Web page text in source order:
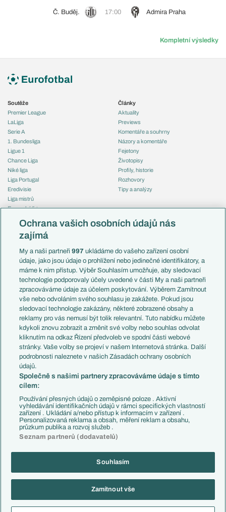
Č. Buděj. 17:00 Admira Praha
Kompletní výsledky
Soutěže
Premier League
LaLiga
Serie A
1. Bundesliga
Ligue 1
Chance Liga
Niké liga
Liga Portugal
Eredivisie
Liga mistrů
Evropská liga
Mistrovství světa
Liga národů
Témata
Představení týmů MS
EuroSkauting
PL v kostce
Evropské koeficienty
Přestupy
Přestupové spekulace
Zranění
Kluby
Arsenal FC
Chelsea FC
Manchester United
AC Milán
Juventus FC
Bayern Mnichov
FC Barcelona
Real Madrid
Články
Aktuality
Previews
Komentáře a souhrny
Názory a komentáře
Fejetony
Životopisy
Profily, historie
Rozhovory
Tipy a analýzy
Česko
Francie
Itálie
Německo
Španělsko
Argentina
Brazílie
Přestupy
Zápasy
Livescore
Tipovací soutěž
Copyright © 2001-2026 EuroFotbal.cz. Využíváme zpravodajství ČTK.
Informace o zpracování osobních údajů
Ochrana vašich osobních údajů nás
zajímá
My a naši partneři997 ukládáme do vašeho zařízení osobní
údaje, jako jsou údaje o prohlížení nebo jedinečné identifikátory, a
máme k nim přístup. Výběr Souhlasím umožňuje, aby sledovací
technologie podporovaly účely uvedené v části My a naši partneři
zpracováváme údaje za účelem poskytování. Výběrem Zamítnout
vše nebo odvoláním svého souhlasu je zakážete. Pokud jsou
sledovací technologie zakázány, některé zobrazené obsahy a
reklamy pro vás nemusí být tolik relevantní. Tuto nabídku můžete
kdykoli znovu zobrazit a změnit své volby nebo souhlas odvolat
kliknutím na odkaz Řízení předvoleb ve spodní části webové
stránky. Vaše volby se projeví v našem Internetová stránka. Další
podrobnosti naleznete v našich Zásadách ochrany osobních
údajů.
Společně s našimi partnery zpracováváme údaje s tímto
cílem:
Používání přesných údajů o zeměpisné poloze . Aktivní
vyhledávání identifikačních údajů v rámci specifických vlastností
zařízení . Ukládání a/nebo přístup k informacím v zařízení .
Personalizovaná reklama a obsah, měření reklam a obsahu,
průzkum publika a rozvoj služeb .
Seznam partnerů (dodavatelů)
Souhlasím
Zamítnout vše